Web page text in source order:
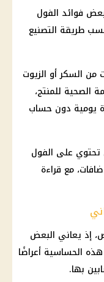
فوائد الفول
طريقة التصنيع
من السكر أو الزيوت
الصحية للمنتج،
يومية دون حساب
تحتوي على الفول
مع قراءة
إذ يعاني البعض
الحساسية أعراضًا
بها.